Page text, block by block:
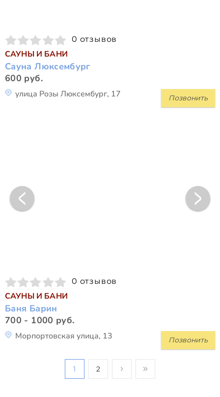
0 отзывов
САУНЫ И БАНИ
Сауна Люксембург
600 руб.
Позвонить
улица Розы Люксембург, 17
0 отзывов
САУНЫ И БАНИ
Баня Барин
700 - 1000 руб.
Позвонить
Морпортовская улица, 13
1 2